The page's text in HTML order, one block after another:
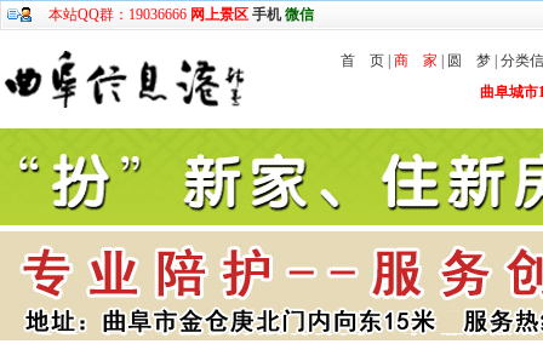
本站QQ群：19036666 网上景区 手机 微信
首 页 商 家 圆 梦 分类
曲阜城市